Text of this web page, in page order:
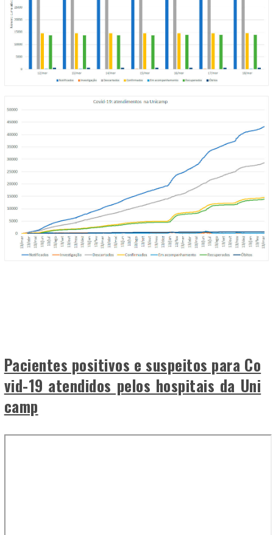
Pacientes positivos e suspeitos para Co
vid-19 atendidos pelos hospitais da Uni
camp